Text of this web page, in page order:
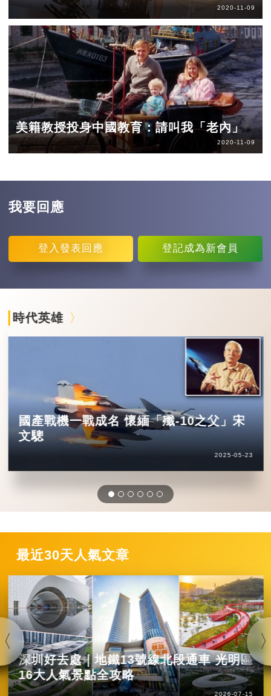
2020-11-09
美籍教授投身中國教育：請叫我「老內」
2020-11-09
我要回應
登入 發表回應 登記成為新會員
時代英雄
國產戰機一戰成名 懷緬「殲-10之父」宋
文驄
2025-05-23
最近30天人氣文章
深圳好去處｜地鐵13號線北段通車 光明區
16大人氣景點全攻略
2026-07-15